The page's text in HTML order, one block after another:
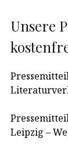
Unsere
Leipzig –